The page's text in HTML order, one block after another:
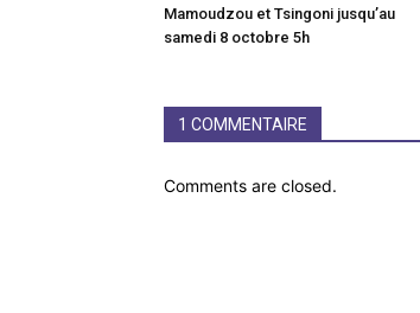
Mamoudzou et Tsingoni jusqu’au
samedi 8 octobre 5h
1 COMMENTAIRE
Comments are closed.